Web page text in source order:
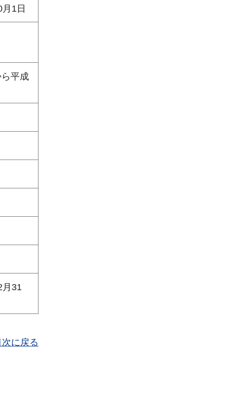
1日
平成
月31
次に戻る